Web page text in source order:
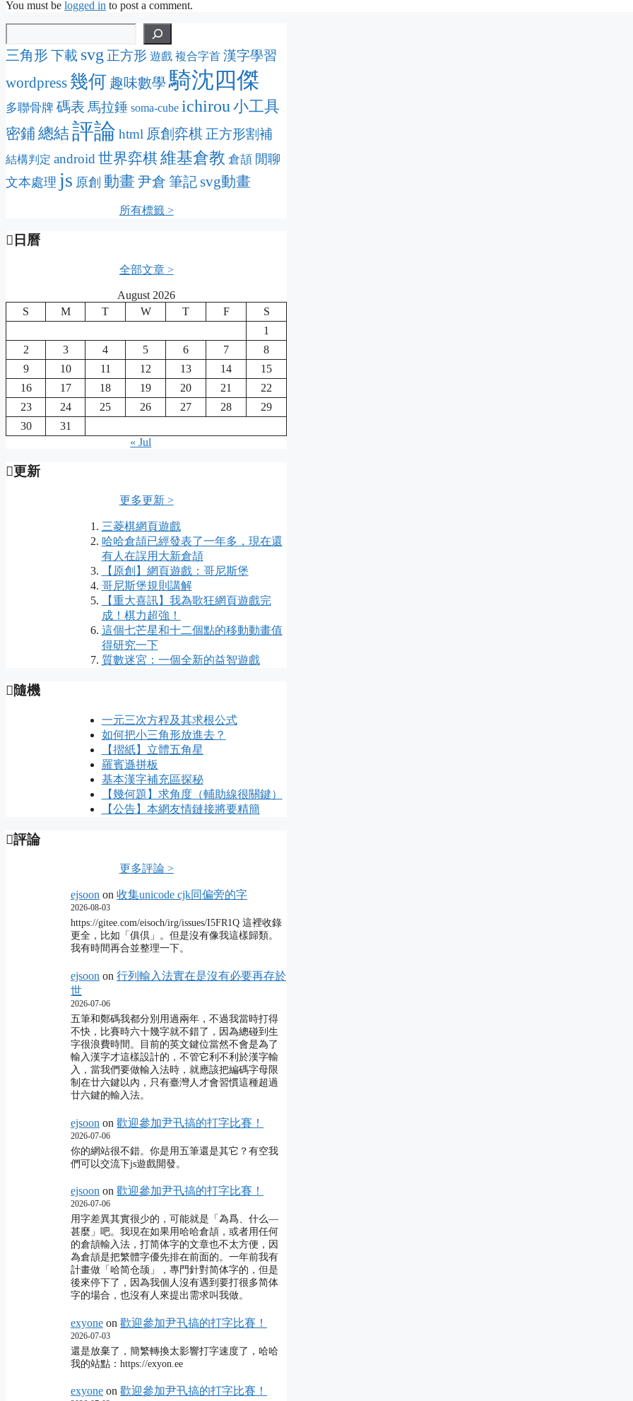
You must be logged in to post a comment.
三角形 下載 svg 正方形 遊戲 複合字首 漢字學習
wordpress 幾何 趣味數學 騎沈四傑
多聯骨牌 碼表 馬拉錘 soma-cube ichirou 小工具
密鋪總結 評論 html 原創弈棋 正方形割補
結構判定 android 世界弈棋維基倉教 倉頡 閒聊
文本處理 js 原創 動畫 尹倉 筆記svg動畫
所有標籤 >
日曆
全部文章 >
August 2026
S
M T W T F
S
1
2
3 4 5 6 7
8
9
10 11 12 13 14
15
16
17 18 19 20 21
22
23
24 25 26 27 28
29
30
31
« Jul
更新
更多更新 >
三菱棋網頁遊戲
哈哈倉頡已經發表了一年多，現在還
有人在誤用大新倉頡
【原創】網頁遊戲：哥尼斯堡
哥尼斯堡規則講解
【重大喜訊】我為歌狂網頁遊戲完
成！棋力超強！
這個七芒星和十二個點的移動動畫值
得研究一下
質數迷宮：一個全新的益智遊戲
隨機
一元三次方程及其求根公式
如何把小三角形放進去？
【摺紙】立體五角星
羅賓遜拼板
基本漢字補充區探秘
【幾何題】求角度（輔助線很關鍵）
【公告】本網友情鏈接將要精簡
評論
更多評論 >
ejsoon on 收集unicode cjk同偏旁的字
2026-08-03
https://gitee.com/eisoch/irg/issues/I5FR1Q 這裡收錄
更全，比如「俱倶」。但是沒有像我這樣歸類。
我有時間再合並整理一下。
ejsoon on 行列輸入法實在是沒有必要再存於
世
2026-07-06
五筆和鄭碼我都分別用過兩年，不過我當時打得
不快，比賽時六十幾字就不錯了，因為總碰到生
字很浪費時間。目前的英文鍵位當然不會是為了
輸入漢字才這樣設計的，不管它利不利於漢字輸
入，當我們要做輸入法時，就應該把編碼字母限
制在廿六鍵以內，只有臺灣人才會習慣這種超過
廿六鍵的輸入法。
ejsoon on 歡迎參加尹卂搞的打字比賽！
2026-07-06
你的網站很不錯。你是用五筆還是其它？有空我
們可以交流下js遊戲開發。
ejsoon on 歡迎參加尹卂搞的打字比賽！
2026-07-06
用字差異其實很少的，可能就是「為爲、什么―
甚麼」吧。我現在如果用哈哈倉頡，或者用任何
的倉頡輸入法，打简体字的文章也不太方便，因
為倉頡是把繁體字優先排在前面的。一年前我有
計畫做「哈简仓颉」，專門針對简体字的，但是
後來停下了，因為我個人沒有遇到要打很多简体
字的場合，也沒有人來提出需求叫我做。
exyone on 歡迎參加尹卂搞的打字比賽！
2026-07-03
還是放棄了，簡繁轉換太影響打字速度了，哈哈
我的站點：https://exyon.ee
exyone on 歡迎參加尹卂搞的打字比賽！